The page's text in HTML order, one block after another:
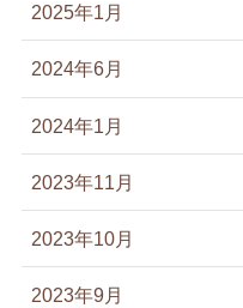
2025年1月
2024年6月
2024年1月
2023年11月
2023年10月
2023年9月